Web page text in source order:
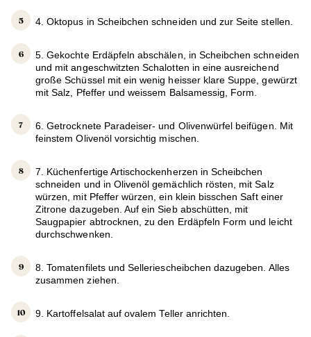
4. Oktopus in Scheibchen schneiden und zur Seite stellen.
5. Gekochte Erdäpfeln abschälen, in Scheibchen schneiden
und mit angeschwitzten Schalotten in eine ausreichend
große Schüssel mit ein wenig heisser klare Suppe, gewürzt
mit Salz, Pfeffer und weissem Balsamessig, Form.
6. Getrocknete Paradeiser- und Olivenwürfel beifügen. Mit
feinstem Olivenöl vorsichtig mischen.
7. Küchenfertige Artischockenherzen in Scheibchen
schneiden und in Olivenöl gemächlich rösten, mit Salz
würzen, mit Pfeffer würzen, ein klein bisschen Saft einer
Zitrone dazugeben. Auf ein Sieb abschütten, mit
Saugpapier abtrocknen, zu den Erdäpfeln Form und leicht
durchschwenken.
8. Tomatenfilets und Selleriescheibchen dazugeben. Alles
zusammen ziehen.
9. Kartoffelsalat auf ovalem Teller anrichten.